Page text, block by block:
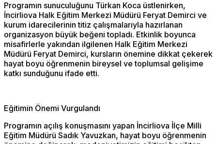
Programın sunuculuğunu Türkan Koca üstlenirken,
İncirliova Halk Eğitim Merkezi Müdürü Feryat Demirci ve
kurum idarecilerinin titiz çalışmalarıyla hazırlanan
organizasyon büyük beğeni topladı. Etkinlik boyunca
misafirlerle yakından ilgilenen Halk Eğitim Merkezi
Müdürü Feryat Demirci, kursların önemine dikkat çekerek
hayat boyu öğrenmenin bireysel ve toplumsal gelişime
katkı sunduğunu ifade etti.
Eğitimin Önemi Vurgulandı
Programın açılış konuşmasını yapan İncirliova İlçe Milli
Eğitim Müdürü Sadık Yavuzkan, hayat boyu öğrenmenin